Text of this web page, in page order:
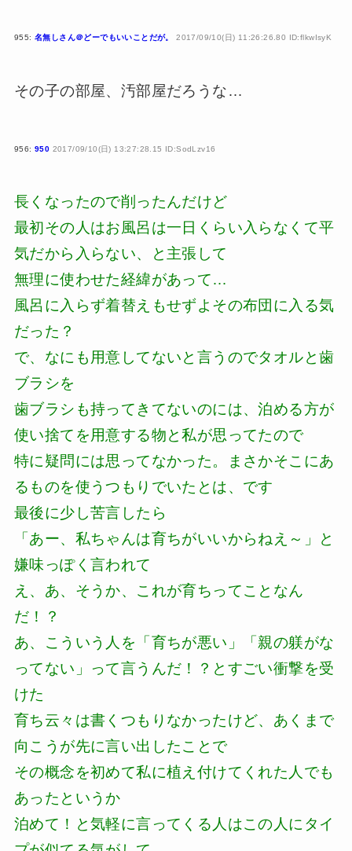
955: 名無しさん＠どーでもいいことだが。 2017/09/10(日) 11:26:26.80 ID:flkwIsyK
その子の部屋、汚部屋だろうな…
956: 950 2017/09/10(日) 13:27:28.15 ID:SodLzv16
長くなったので削ったんだけど
最初その人はお風呂は一日くらい入らなくて平
気だから入らない、と主張して
無理に使わせた経緯があって…
風呂に入らず着替えもせずよその布団に入る気
だった？
で、なにも用意してないと言うのでタオルと歯
ブラシを
歯ブラシも持ってきてないのには、泊める方が
使い捨てを用意する物と私が思ってたので
特に疑問には思ってなかった。まさかそこにあ
るものを使うつもりでいたとは、です
最後に少し苦言したら
「あー、私ちゃんは育ちがいいからねえ～」と
嫌味っぽく言われて
え、あ、そうか、これが育ちってことなん
だ！？
あ、こういう人を「育ちが悪い」「親の躾がな
ってない」って言うんだ！？とすごい衝撃を受
けた
育ち云々は書くつもりなかったけど、あくまで
向こうが先に言い出したことで
その概念を初めて私に植え付けてくれた人でも
あったというか
泊めて！と気軽に言ってくる人はこの人にタイ